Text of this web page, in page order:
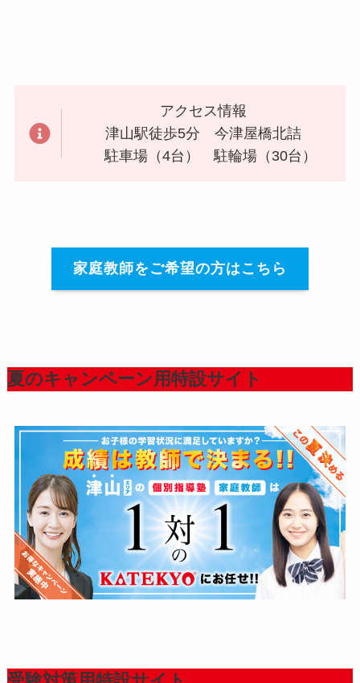
アクセス情報
津山駅徒歩5分 今津屋橋北詰
駐車場（4台） 駐輪場（30台）
家庭教師をご希望の方はこちら
夏のキャンペーン用特設サイト